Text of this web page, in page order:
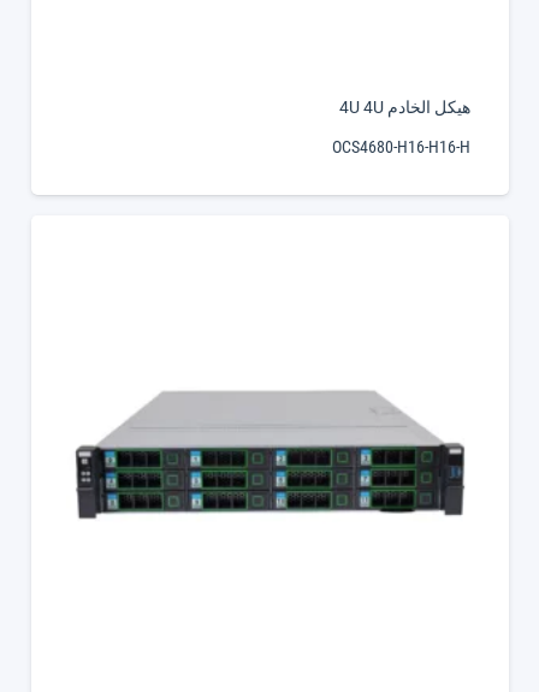
هيكل الخادم 4U 4U
OCS4680-H16-H16-H